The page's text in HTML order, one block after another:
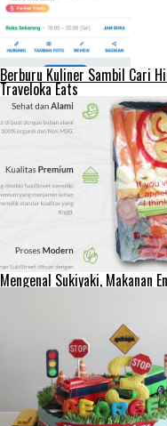
Berburu Kuliner Sambil Cari
Traveloka Eats
Mengenal Sukiyaki, Makanan